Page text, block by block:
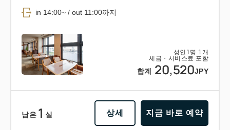
성인 1명 1개
세금・서비스료 포함
합계 20,520JPY
in 14:00~ / out 11:00까지
남은 1 실 상세 지금 바로 예약